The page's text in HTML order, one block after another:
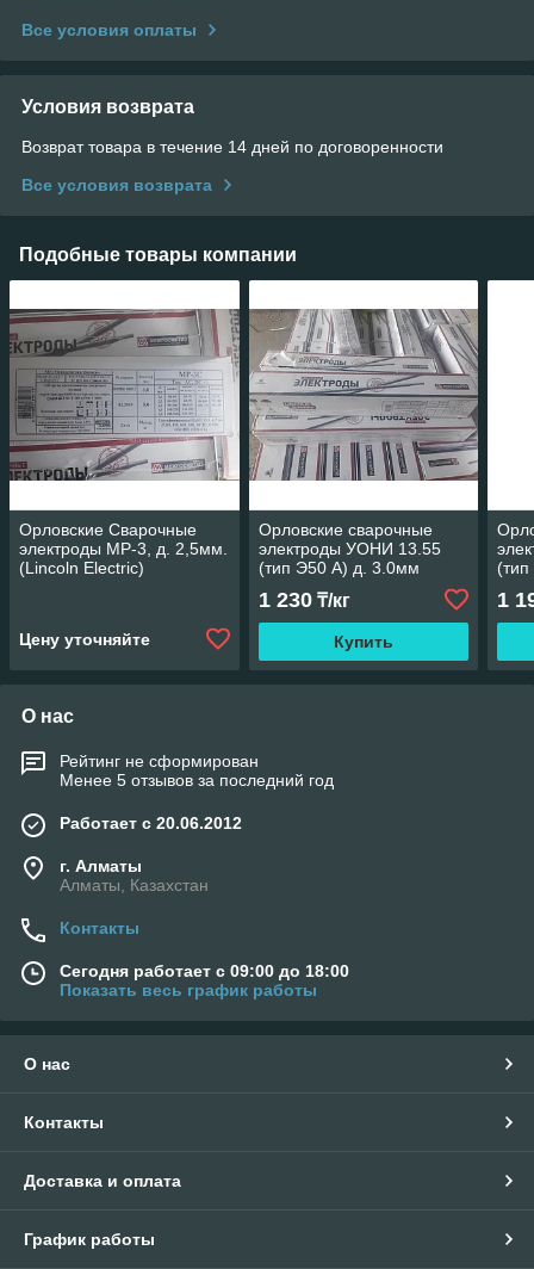
Все условия оплаты
Условия возврата
Возврат товара в течение 14 дней по договоренности
Все условия возврата
Подобные товары компании
Орловские Сварочные
электроды МР-3, д. 2,5мм.
(Lincoln Electric)
Цену уточняйте
Орловские сварочные
электроды УОНИ 13.55
(тип Э50 А) д. 3.0мм
(Lincoln Electric)
1 230₸/кг
Купить
1
О нас
Рейтинг не сформирован
Менее 5 отзывов за последний год
Работает с 20.06.2012
г. Алматы
Алматы, Казахстан
Контакты
Сегодня работает с 09:00 до 18:00
Показать весь график работы
О нас
Контакты
Доставка и оплата
График работы